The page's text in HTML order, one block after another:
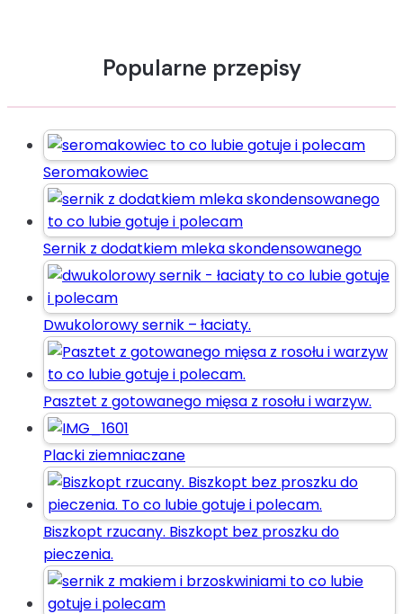
Popularne przepisy
Seromakowiec
Sernik z dodatkiem mleka skondensowanego
Dwukolorowy sernik – łaciaty.
Pasztet z gotowanego mięsa z rosołu i warzyw.
Placki ziemniaczane
Biszkopt rzucany. Biszkopt bez proszku do
pieczenia.